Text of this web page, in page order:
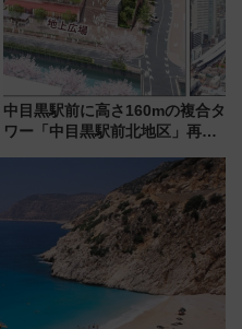
中目黒駅前に高さ160mの複合タ
ワー「中目黒駅前北地区」再開